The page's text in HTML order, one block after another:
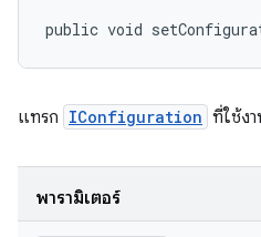
public void
แทรก IConfiguration ที่ใช้ง
พารามิเตอร์